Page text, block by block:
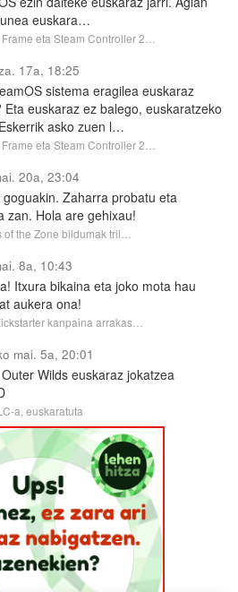
euskara…
eta Steam Controller 2…
17a, 18:25
sistema eragilea euskaraz
euskaraz ez balego, euskaratzeko
asko zuen l…
eta Steam Controller 2…
20a, 23:04
Zaharra probatu eta
zan. Hola are gehixau!
the Zone bildumak tril…
8a, 10:43
Itxura bikaina eta joko mota hau
aukera ona!
kanpaina arrakas…
mai. 5a, 20:01
Wilds euskaraz jokatzea
a, euskaratuta